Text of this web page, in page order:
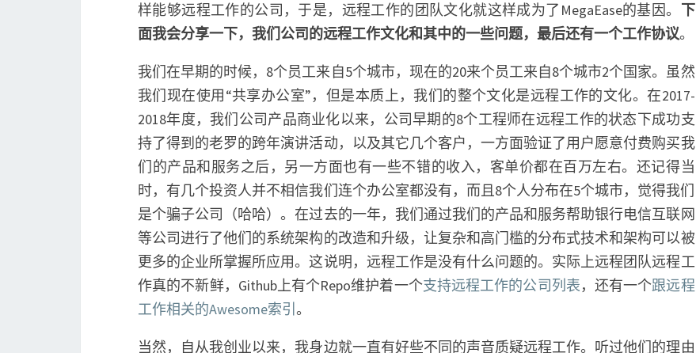
样能够远程工作的公司，于是，远程工作的团队文化就这样成为了MegaEase的基因。 下
面我会分享一下，我们公司的远程工作文化和其中的一些问题，最后还有一个工作协议。
我们在早期的时候，8个员工来自5个城市，现在的20来个员工来自8个城市2个国家。虽然
我们现在使用“共享办公室”，但是本质上，我们的整个文化是远程工作的文化。在2017-
2018年度，我们公司产品商业化以来，公司早期的8个工程师在远程工作的状态下成功支
持了得到的老罗的跨年演讲活动，以及其它几个客户，一方面验证了用户愿意付费购买我
们的产品和服务之后，另一方面也有一些不错的收入，客单价都在百万左右。还记得当
时，有几个投资人并不相信我们连个办公室都没有，而且8个人分布在5个城市，觉得我们
是个骗子公司（哈哈）。在过去的一年，我们通过我们的产品和服务帮助银行电信互联网
等公司进行了他们的系统架构的改造和升级，让复杂和高门槛的分布式技术和架构可以被
更多的企业所掌握所应用。这说明，远程工作是没有什么问题的。实际上远程团队远程工
作真的不新鲜，Github上有个Repo维护着一个支持远程工作的公司列表，还有一个跟远程
工作相关的Awesome索引 。
当然，自从我创业以来，我身边就一直有好些不同的声音质疑远程工作。听过他们的理由